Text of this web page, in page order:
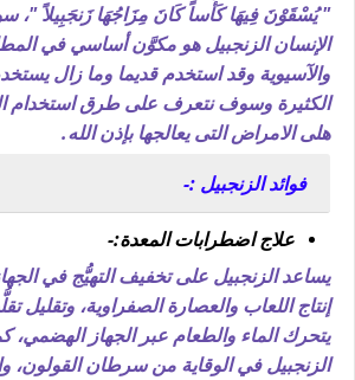
" يُسْقَوْنَ فِيهَا كَأْساً كَانَ مِزَاجُهَا زَنجَبِيلاً "،
الإنسانالزنجبيل هو مكوَّن أساسي في
والآسيوية وقد استخدم قديما وما زال
الكثيرة وسوف نتعرف على طرق استخدام
هلى الامراض التى يعالجها بإذن الله.
فوائد الزنجبيل :-
علاج اضطرابات المعدة:-
يساعد الزنجبيل على تخفيف التهيُّج في
إنتاج اللعاب والعصارة الصفراوية، وتقليل
يتحرك الماء والطعام عبر الجهاز الهضمي،
الزنجبيل في الوقاية من سرطان القولون،